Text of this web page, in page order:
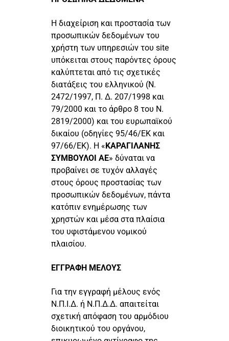
Η διαχείριση και προστασία των
προσωπικών δεδομένων του
χρήστη των υπηρεσιών του site
υπόκειται στους παρόντες όρους
καλύπτεται από τις σχετικές
διατάξεις του ελληνικού (Ν.
2472/1997, Π. Δ. 207/1998 και
79/2000 και το άρθρο 8 του Ν.
2819/2000) και του ευρωπαϊκού
δικαίου (οδηγίες 95/46/ΕΚ και
97/66/ΕΚ). Η «ΚΑΡΑΓΙΛΑΝΗΣ
ΣΥΜΒΟΥΛΟΙ ΑΕ» δύναται να
προβαίνει σε τυχόν αλλαγές
στους όρους προστασίας των
προσωπικών δεδομένων, πάντα
κατόπιν ενημέρωσης των
χρηστών και μέσα στα πλαίσια
του υφιστάμενου νομικού
πλαισίου.
ΕΓΓΡΑΦΗ ΜΕΛΟΥΣ
Για την εγγραφή μέλους ενός
Ν.Π.Ι.Δ. ή Ν.Π.Δ.Δ. απαιτείται
σχετική απόφαση του αρμόδιου
διοικητικού του οργάνου,